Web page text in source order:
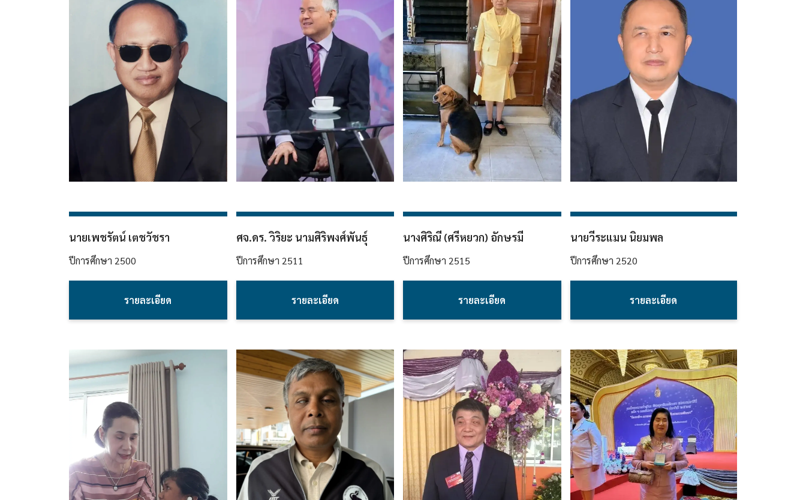
นายเพชรัตน์ เตชวัชรา
ปีการศึกษา 2500
รายละเอียด
ศจ.ดร. วิริยะ นามศิริพงศ์พันธุ์
ปีการศึกษา 2511
รายละเอียด
นางศิริณี (ศรีหยวก) อักษรมี
ปีการศึกษา 2515
รายละเอียด
นายวีระแมน นิยมพล
ปีการศึกษา 2520
รายละเอียด